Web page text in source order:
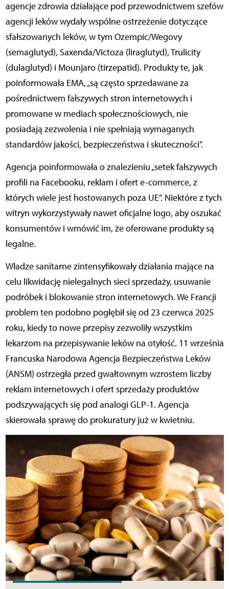
agencje zdrowia działające pod przewodnictwem szefów
agencji leków wydały wspólne ostrzeżenie dotyczące
sfałszowanych leków, w tym Ozempic/Wegovy
(semaglutyd), Saxenda/Victoza (liraglutyd), Trulicity
(dulaglutyd) i Mounjaro (tirzepatid). Produkty te, jak
poinformowała EMA, „są często sprzedawane za
pośrednictwem fałszywych stron internetowych i
promowane w mediach społecznościowych, nie
posiadają zezwolenia i nie spełniają wymaganych
standardów jakości, bezpieczeństwa i skuteczności”.
Agencja poinformowała o znalezieniu „setek fałszywych
profili na Facebooku, reklam i ofert e-commerce, z
których wiele jest hostowanych poza UE”. Niektóre z tych
witryn wykorzystywały nawet oficjalne logo, aby oszukać
konsumentów i wmówić im, że oferowane produkty są
legalne.
Władze sanitarne zintensyfikowały działania mające na
celu likwidację nielegalnych sieci sprzedaży, usuwanie
podróbek i blokowanie stron internetowych. We Francji
problem ten podobno pogłębił się od 23 czerwca 2025
roku, kiedy to nowe przepisy zezwoliły wszystkim
lekarzom na przepisywanie leków na otyłość. 11 września
Francuska Narodowa Agencja Bezpieczeństwa Leków
(ANSM) ostrzegła przed gwałtownym wzrostem liczby
reklam internetowych i ofert sprzedaży produktów
podszywających się pod analogi GLP-1. Agencja
skierowała sprawę do prokuratury już w kwietniu.